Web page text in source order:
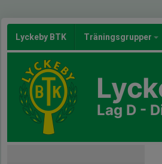
Lyckeby BTK Träningsgrupper
Lag D -